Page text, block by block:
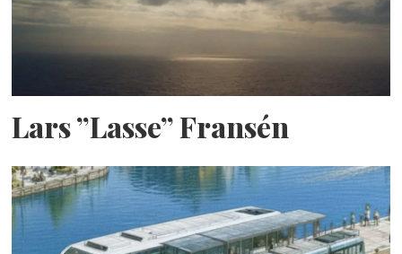
Lars ”Lasse” Fransén